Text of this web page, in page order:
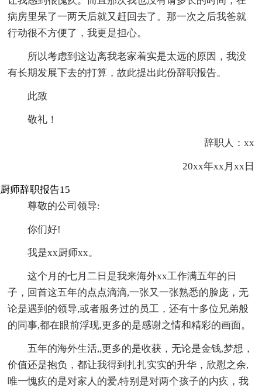
病房里呆了一两天后就又赶回去了。那一次之后我爸就
行动很不方便了，我更是担心。
所以考虑到这边离我老家着实是太远的原因，我没
有长期发展下去的打算，故此提出此份辞职报告。
此致
敬礼！
辞职人：xx
20xx年xx月xx日
厨师辞职报告15
尊敬的公司领导:
你们好!
我是xx厨师xx。
这个月的七月二日是我来海外xx工作满五年的日
子，回首这五年的点点滴滴,一张又一张熟悉的脸庞，无
论是遇到的领导,或者服务过的员工，还有十多位兄弟般
的同事,都在眼前浮现,更多的是感谢之情和精彩的画面。
五年的海外生活,,更多的是收获，无论是金钱,梦想，
价值还是抱负，都让我得到扎扎实实的升华，欣慰之余,
唯一愧疚的是对家人的爱,特别是对两个孩子的内疚，我